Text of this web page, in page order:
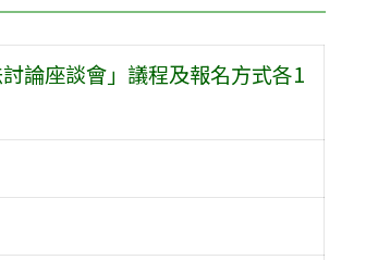
論座談會」議程及報名方式各1